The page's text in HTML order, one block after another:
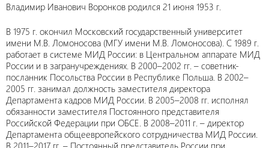
Владимир Иванович Воронков родился 21 июня 1953 г.
В 1975 г. окончил Московский государственный университет
имени М.В. Ломоносова (МГУ имени М.В. Ломоносова). С 1989 г.
работает в системе МИД России: в Центральном аппарате МИД
России и в загранучреждениях. В 2000–2002 гг. – советник-
посланник Посольства России в Республике Польша. В 2002–
2005 гг. занимал должность заместителя директора
Департамента кадров МИД России. В 2005–2008 гг. исполнял
обязанности заместителя Постоянного представителя
Российской Федерации при ОБСЕ. В 2008–2011 г. – директор
Департамента общеевропейского сотрудничества МИД России.
В 2011–2017 гг. – Постоянный представитель России при